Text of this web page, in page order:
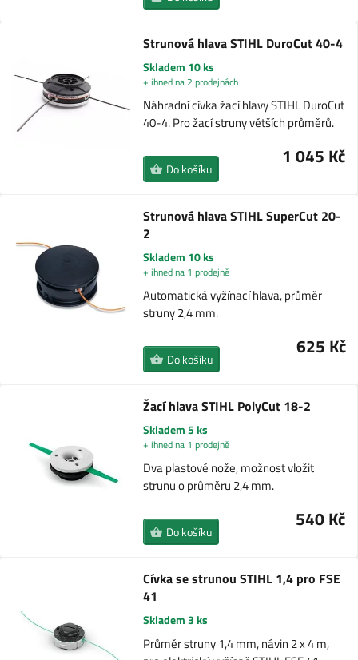
Strunová hlava STIHL DuroCut 40-4
Skladem 10 ks
+ ihned na 2 prodejnách
Náhradní cívka žací hlavy STIHL DuroCut
40-4. Pro žací struny větších průměrů.
1 045 Kč
Do košíku
Strunová hlava STIHL SuperCut 20-
2
Skladem 10 ks
+ ihned na 1 prodejně
Automatická vyžínací hlava, průměr
struny 2,4 mm.
625 Kč
Do košíku
Žací hlava STIHL PolyCut 18-2
Skladem 5 ks
+ ihned na 1 prodejně
Dva plastové nože, možnost vložit
strunu o průměru 2,4 mm.
540 Kč
Do košíku
Cívka se strunou STIHL 1,4 pro FSE
41
Skladem 3 ks
Průměr struny 1,4 mm, návin 2 x 4 m,